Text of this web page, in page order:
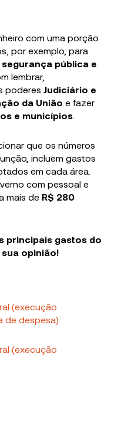
com uma porção
por exemplo, para
pública e
lembrar,
poderes Judiciário e
da União e fazer
e municípios
que os números
incluem gastos
em cada área.
com pessoal e
mais de R$ 280
principais gastos do
opinião!
(execução
de despesa)
(execução